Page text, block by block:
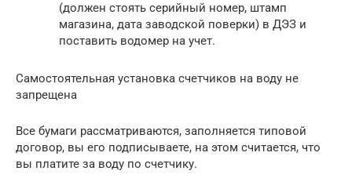
(должен стоять серийный номер, штамп
магазина, дата заводской поверки) в ДЭЗ и
поставить водомер на учет.
Самостоятельная установка счетчиков на воду не
запрещена
Все бумаги рассматриваются, заполняется типовой
договор, вы его подписываете, на этом считается, что
вы платите за воду по счетчику.